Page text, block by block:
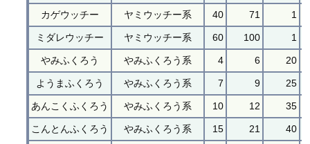
カゲウッチー ヤミウッチー系 40 71 1
ミダレウッチー ヤミウッチー系 60 100 1
やみふくろう やみふくろう系 4 6 20
ようまふくろう やみふくろう系 7 9 25
あんこくふくろう やみふくろう系 10 12 35
こんとんふくろう やみふくろう系 15 21 40